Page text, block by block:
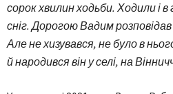
сорок хвилин ходьби. Ходили і в
сніг. Дорогою Вадим
Але не хизувався, не було в
й народився він у селі, на